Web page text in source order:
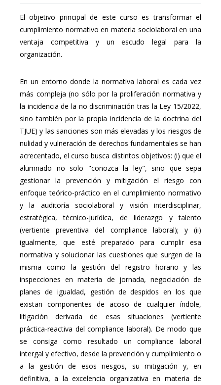
El objetivo principal de este curso es transformar el
cumplimiento normativo en materia sociolaboral en una
ventaja competitiva y un escudo legal para la
organización.
En un entorno donde la normativa laboral es cada vez
más compleja (no sólo por la proliferación normativa y
la incidencia de la no discriminación tras la Ley 15/2022,
sino también por la propia incidencia de la doctrina del
TJUE) y las sanciones son más elevadas y los riesgos de
nulidad y vulneración de derechos fundamentales se han
acrecentado, el curso busca distintos objetivos: (i) que el
alumnado no solo "conozca la ley", sino que sepa
gestionar la prevención y mitigación el riesgo con
enfoque teórico-práctico en el cumplimiento normativo
y la auditoría sociolaboral y visión interdisciplinar,
estratégica, técnico-jurídica, de liderazgo y talento
(vertiente preventiva del compliance laboral); y (ii)
igualmente, que esté preparado para cumplir esa
normativa y solucionar las cuestiones que surgen de la
misma como la gestión del registro horario y las
inspecciones en materia de jornada, negociación de
planes de igualdad, gestión de despidos en los que
existan componentes de acoso de cualquier índole,
litigación derivada de esas situaciones (vertiente
práctica-reactiva del compliance laboral). De modo que
se consiga como resultado un compliance laboral
intergal y efectivo, desde la prevención y cumplimiento o
a la gestión de esos riesgos, su mitigación y, en
definitiva, a la excelencia organizativa en materia de